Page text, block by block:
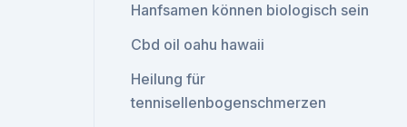
Hanfsamen können biologisch sein
Cbd oil oahu hawaii
Heilung für
tennisellenbogenschmerzen